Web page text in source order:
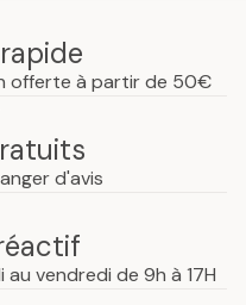
offerte à partir de 50€
d'avis
vendredi de 9h à 17H